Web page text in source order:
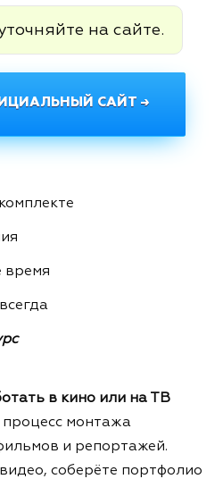
на сайте.
САЙТ →
время
в кино или на ТВ
процесс монтажа
и репортажей.
соберёте портфолио